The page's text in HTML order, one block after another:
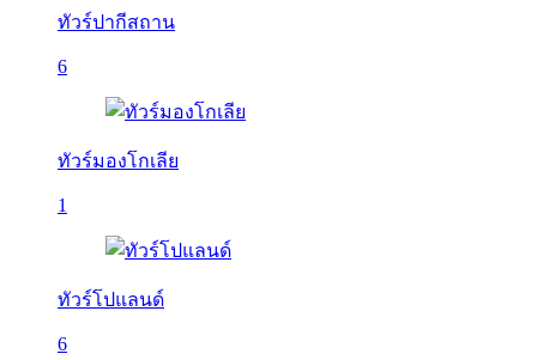
ทัวร์ปากีสถาน
6
ทัวร์มองโกเลีย
1
ทัวร์โปแลนด์
6